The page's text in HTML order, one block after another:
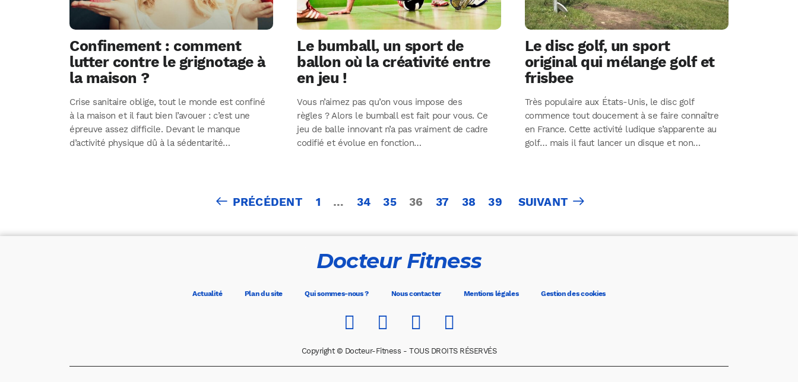
Confinement : comment
lutter contre le grignotage à
la maison ?
Crise sanitaire oblige, tout le monde est confiné
à la maison et il faut bien l’avouer : c’est une
épreuve assez difficile. Devant le manque
d’activité physique dû à la sédentarité…
Le bumball, un sport de
ballon où la créativité entre
en jeu !
Vous n’aimez pas qu’on vous impose des
règles ? Alors le bumball est fait pour vous. Ce
jeu de balle innovant n’a pas vraiment de cadre
codifié et évolue en fonction…
Le disc golf, un sport
original qui mélange golf et
frisbee
Très populaire aux États-Unis, le disc golf
commence tout doucement à se faire connaître
en France. Cette activité ludique s’apparente au
golf… mais il faut lancer un disque et non…
des
PRÉCÉDENT 1 … 34 35 36 37 38 39 SUIVANT
Docteur Fitness
Actualité Plan du site Qui sommes-nous ? Nous contacter Mentions légales Gestion des cookies
Copyright © Docteur-Fitness - TOUS DROITS RÉSERVÉS